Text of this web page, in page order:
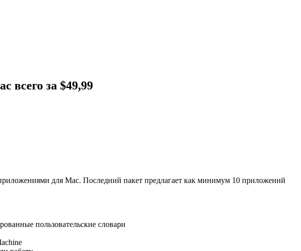
всего за $49,99
для Mac. Последний пакет предлагает как минимум 10 приложений
пользовательские словари